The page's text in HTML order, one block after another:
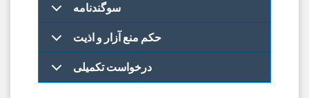
سوگندنامه
حکم منع آزار و اذیت
درخواست تکمیلی